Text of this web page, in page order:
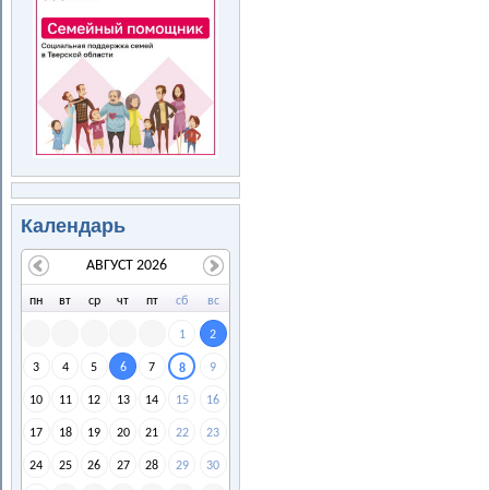
Календарь
пн вт ср чт пт сб вс
1 2
3 4 5 6 7 8 9
10 11 12 13 14 15 16
17 18 19 20 21 22 23
24 25 26 27 28 29 30
АВГУСТ 2026